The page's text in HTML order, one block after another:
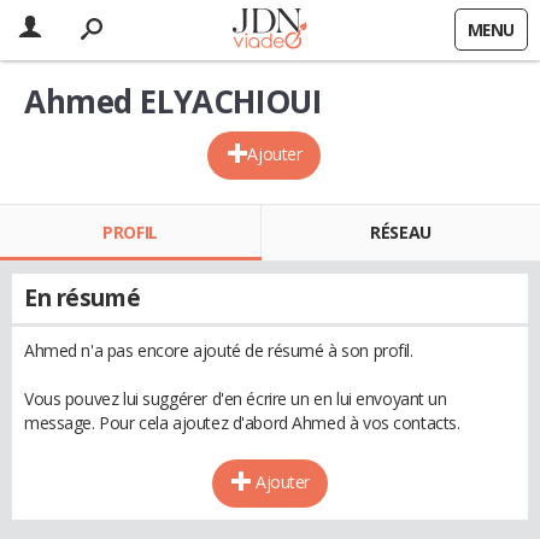
MENU
Ajouter
Ahmed ELYACHIOUI
PROFIL RÉSEAU
En résumé
Ahmed n'a pas encore ajouté de résumé à son profil.
Vous pouvez lui suggérer d'en écrire un en lui envoyant un
message. Pour cela ajoutez d'abord Ahmed à vos contacts.
Ajouter